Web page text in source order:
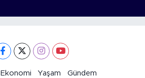
Ekonomi Yaşam Gündem